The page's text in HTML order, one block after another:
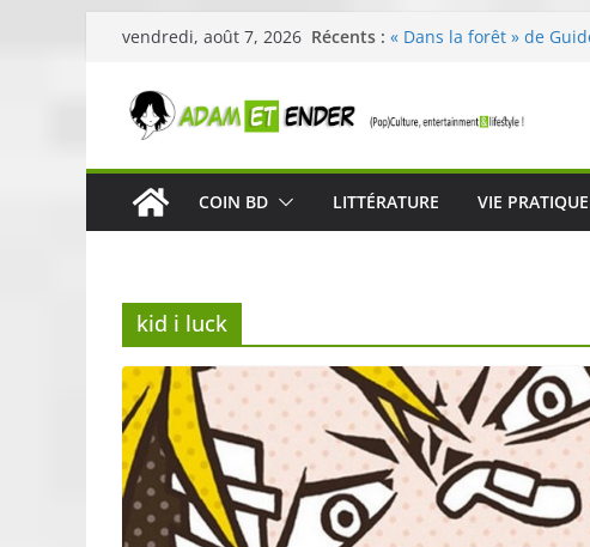
Passer
contenu
vendredi, août 7, 2026 Récents : « Dans la forêt » de
Célestin en concert :
« In The Beginning was
néoclassique de Nico
Skullcandy dévoile le
COIN BD LITTÉRATURE VIE PRATIQUE
kid i luck